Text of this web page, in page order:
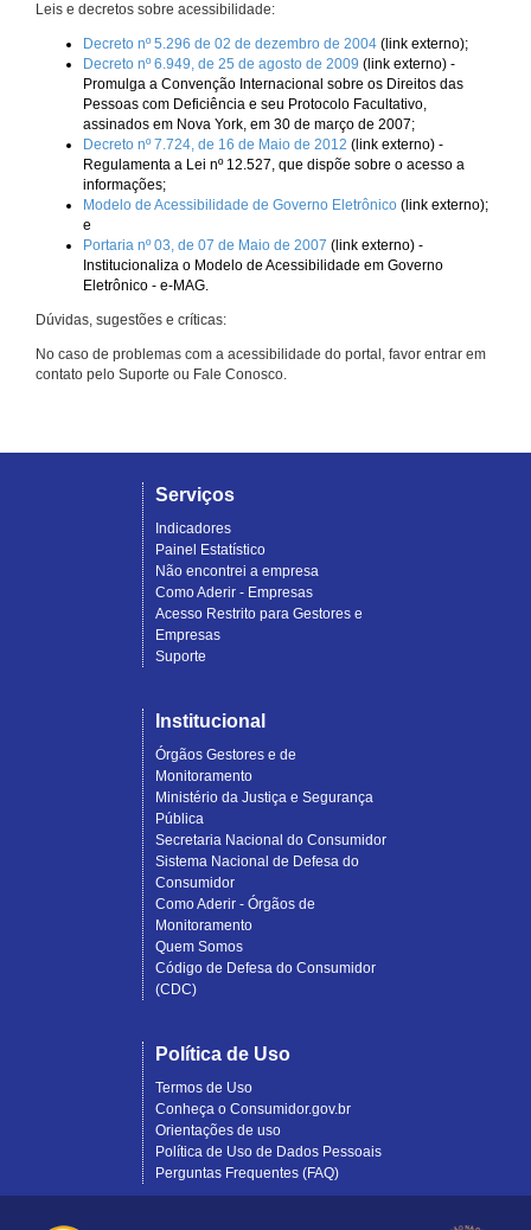
Leis e decretos sobre acessibilidade:
Decreto nº 5.296 de 02 de dezembro de 2004 (link externo);
Decreto nº 6.949, de 25 de agosto de 2009 (link externo) -
Promulga a Convenção Internacional sobre os Direitos das
Pessoas com Deficiência e seu Protocolo Facultativo,
assinados em Nova York, em 30 de março de 2007;
Decreto nº 7.724, de 16 de Maio de 2012 (link externo) -
Regulamenta a Lei nº 12.527, que dispõe sobre o acesso a
informações;
Modelo de Acessibilidade de Governo Eletrônico (link externo);
e
Portaria nº 03, de 07 de Maio de 2007 (link externo) -
Institucionaliza o Modelo de Acessibilidade em Governo
Eletrônico - e-MAG.
Dúvidas, sugestões e críticas:
No caso de problemas com a acessibilidade do portal, favor entrar em
contato pelo Suporte ou Fale Conosco.
Serviços
Indicadores
Painel Estatístico
Não encontrei a empresa
Como Aderir - Empresas
Acesso Restrito para Gestores e
Empresas
Suporte
Institucional
Órgãos Gestores e de
Monitoramento
Ministério da Justiça e Segurança
Pública
Secretaria Nacional do Consumidor
Sistema Nacional de Defesa do
Consumidor
Como Aderir - Órgãos de
Monitoramento
Quem Somos
Código de Defesa do Consumidor
(CDC)
Política de Uso
Termos de Uso
Conheça o Consumidor.gov.br
Orientações de uso
Política de Uso de Dados Pessoais
Perguntas Frequentes (FAQ)